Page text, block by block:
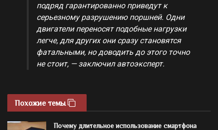
подряд гарантированно приведут к
серьезному разрушению поршней. Одни
двигатели переносят подобные нагрузки
легче, для других они сразу становятся
фатальными, но доводить до этого точно
не стоит, — заключил автоэксперт.
Похожие темы
Почему длительное использование смартфона